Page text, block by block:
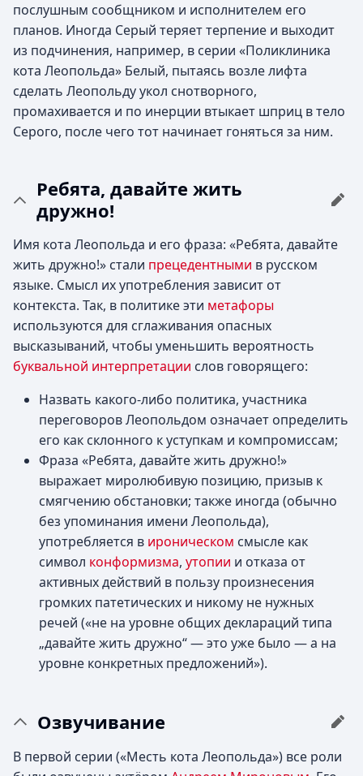
послушным сообщником и исполнителем его
планов. Иногда Серый теряет терпение и выходит
из подчинения, например, в серии «Поликлиника
кота Леопольда» Белый, пытаясь возле лифта
сделать Леопольду укол снотворного,
промахивается и по инерции втыкает шприц в тело
Серого, после чего тот начинает гоняться за ним.
Ребята, давайте жить
дружно!
Имя кота Леопольда и его фраза: «Ребята, давайте
жить дружно!» стали прецедентными в русском
языке. Смысл их употребления зависит от
контекста. Так, в политике эти метафоры
используются для сглаживания опасных
высказываний, чтобы уменьшить вероятность
буквальной интерпретации слов говорящего:
Назвать какого-либо политика, участника
переговоров Леопольдом означает определить
его как склонного к уступкам и компромиссам;
Фраза «Ребята, давайте жить дружно!»
выражает миролюбивую позицию, призыв к
смягчению обстановки; также иногда (обычно
без упоминания имени Леопольда),
употребляется в ироническом смысле как
символ конформизма, утопии и отказа от
активных действий в пользу произнесения
громких патетических и никому не нужных
речей («не на уровне общих деклараций типа
„давайте жить дружно“ — это уже было — а на
уровне конкретных предложений»).
Озвучивание
В первой серии («Месть кота Леопольда») все роли